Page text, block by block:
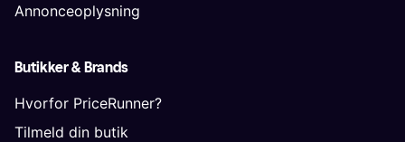
Annonceoplysning
Butikker & Brands
Hvorfor PriceRunner?
Tilmeld din butik